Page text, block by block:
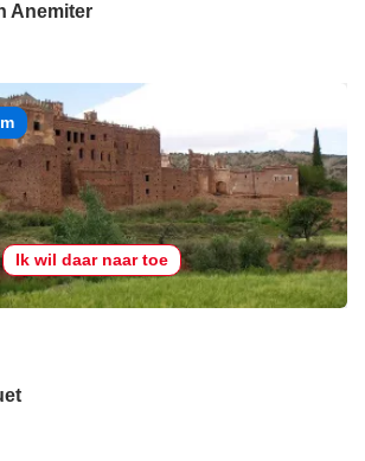
Anemiter
Ik wil daar naar toe